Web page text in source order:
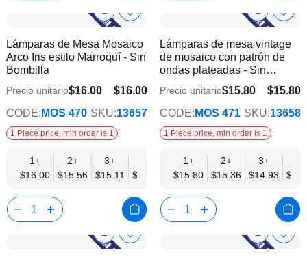
Show
Info
Añadir
la
lista
deseos
Lámparas de Mesa Mosaico
Arco Iris estilo Marroquí - Sin
Bombilla
$16.00
$12.45
Precio unitario$16.00
CODE: MOS 470 SKU:13657
1 Piece price, min order is 1
1+
$16.00
2+
$15.56
3+
$15.11
$14.67
9+
$14.22
12+
$13.78
15+
$13.34
Show
Info la
lista
Lámparas de mesa vintage
de mosaico con patrón de
ondas plateadas - Sin
$15.80
$12.29
Precio unitario$15.80
CODE: MOS 471 SKU:13658
1 Piece price, min order is 1
1+
$15.80
2+
$15.36
3+
$14.93
ShowAñadir
Show